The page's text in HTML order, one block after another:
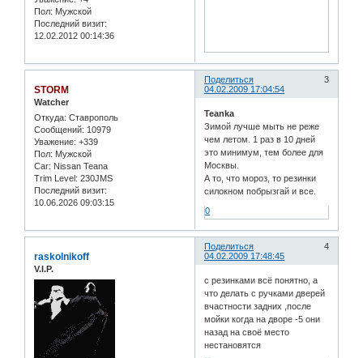
Пол: Мужской
Последний визит:
12.02.2012 00:14:36
Поделиться
3
04.02.2009 17:04:54
STORM
Watcher
Откуда: Ставрополь
Сообщений: 10979
Уважение: +339
Пол: Мужской
Car: Nissan Teana
Trim Level: 230JMS
Последний визит:
10.06.2026 09:03:15
Teanka
Зимой лучше мыть не реже
чем летом. 1 раз в 10 дней
это минимум, тем более для
Москвы.
А то, что мороз, то резинки
силокном побрызгай и все.
0
Поделиться
4
04.02.2009 17:48:45
raskolnikoff
V.I.P.
с резинками всё понятно, а
что делать с ручками дверей
вчастности задних ,после
мойки когда на дворе -5 они
назад на своё место
нестановятся